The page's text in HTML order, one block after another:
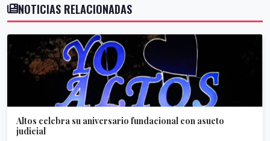
NOTICIAS RELACIONADAS
Altos celebra su aniversario fundacional con asueto
judicial